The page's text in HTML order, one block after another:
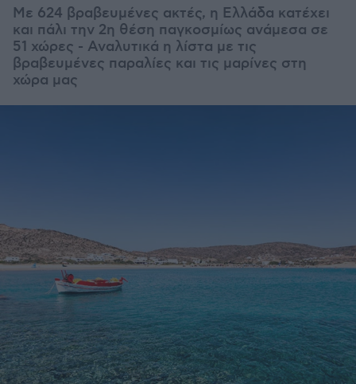
Με 624 βραβευμένες ακτές, η Ελλάδα κατέχει
και πάλι την 2η θέση παγκοσμίως ανάμεσα σε
51 χώρες - Αναλυτικά η λίστα με τις
βραβευμένες παραλίες και τις μαρίνες στη
χώρα μας